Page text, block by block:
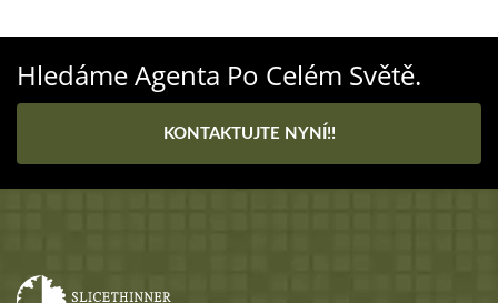
Hledáme Agenta Po Celém Světě.
KONTAKTUJTE NYNÍ!!